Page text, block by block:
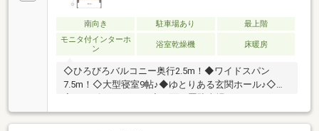
南向き 駐車場あり
最上階
モニタ付インターホ
ン
浴室乾燥機 床暖房
◇ひろびろバルコニー奥行2.5m！◆ワイドスパン
7.5m！◇大型寝室9帖♪◆ゆとりある玄関ホール♪◇浴